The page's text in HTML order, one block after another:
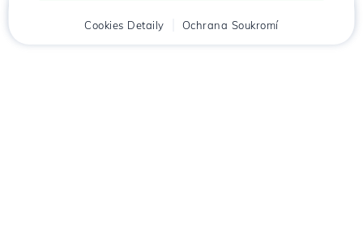
Cookies Detaily Ochrana Soukromí
Klient Košík Chat